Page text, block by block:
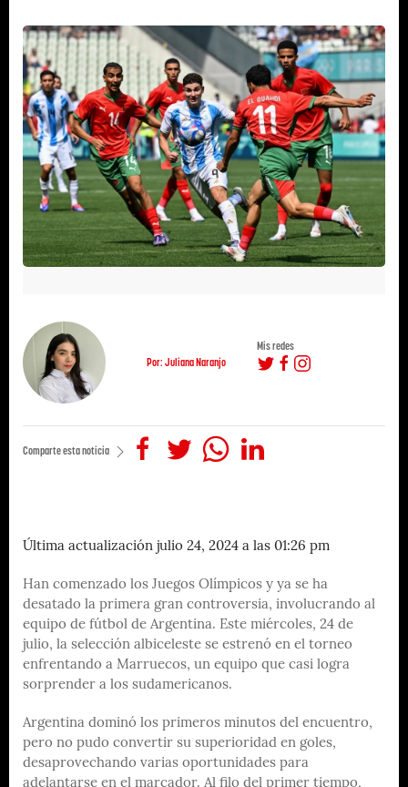
Por: Juliana Naranjo
Mis redes
Comparte esta noticia
Última actualización julio 24, 2024 a las 01:26 pm
Han comenzado los Juegos Olímpicos y ya se ha
desatado la primera gran controversia, involucrando al
equipo de fútbol de Argentina. Este miércoles, 24 de
julio, la selección albiceleste se estrenó en el torneo
enfrentando a Marruecos, un equipo que casi logra
sorprender a los sudamericanos.
Argentina dominó los primeros minutos del encuentro,
pero no pudo convertir su superioridad en goles,
desaprovechando varias oportunidades para
adelantarse en el marcador. Al filo del primer tiempo,